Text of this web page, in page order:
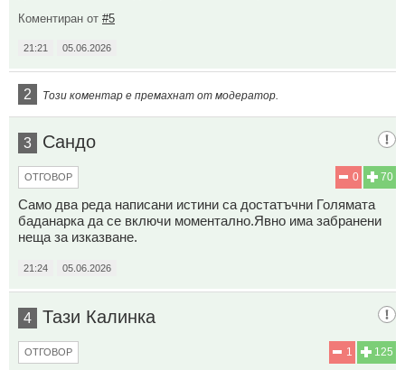
Коментиран от #5
21:21 05.06.2026
2 Този коментар е премахнат от модератор.
3 Сандо
70
0
ОТГОВОР
Само два реда написани истини са достатъчни Голямата
баданарка да се включи моментално.Явно има забранени
неща за изказване.
21:24 05.06.2026
4 Тази Калинка
125
1
ОТГОВОР